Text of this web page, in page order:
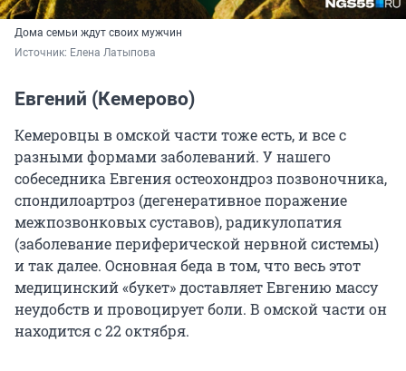
Дома семьи ждут своих мужчин
Источник: Елена Латыпова
Евгений (Кемерово)
Кемеровцы в омской части тоже есть, и все с
разными формами заболеваний. У нашего
собеседника Евгения остеохондроз позвоночника,
спондилоартроз (дегенеративное поражение
межпозвонковых суставов), радикулопатия
(заболевание периферической нервной системы)
и так далее. Основная беда в том, что весь этот
медицинский «букет» доставляет Евгению массу
неудобств и провоцирует боли. В омской части он
находится с 22 октября.